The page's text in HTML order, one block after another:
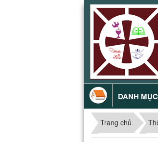
DANH
Trang chủ